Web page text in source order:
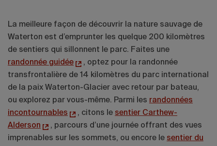
La meilleure façon de découvrir la nature sauvage de
Waterton est d’emprunter les quelque 200 kilomètres
de sentiers qui sillonnent le parc. Faites une
randonnée guidée
, optez pour la randonnée
transfrontalière de 14 kilomètres du parc international
de la paix Waterton-Glacier avec retour par bateau,
ou explorez par vous-même. Parmi les randonnées
incontournables
, citons le sentier Carthew-
Alderson
, parcours d’une journée offrant des vues
imprenables sur les sommets, ou encore le sentier du